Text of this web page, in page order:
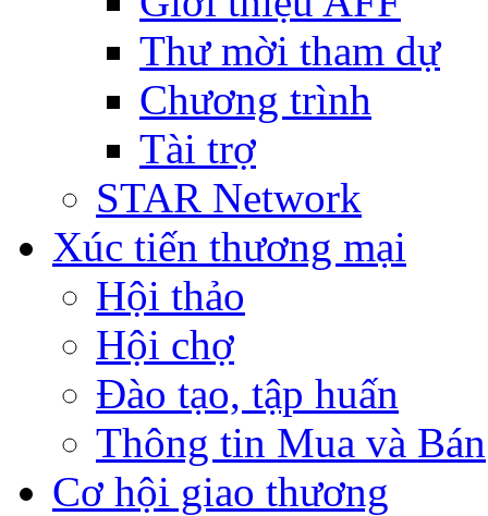
Thư mời tham dự
Chương trình
Tài trợ
STAR Network
Xúc tiến thương mại
Hội thảo
Hội chợ
Đào tạo, tập huấn
Thông tin Mua và Bán
Cơ hội giao thương